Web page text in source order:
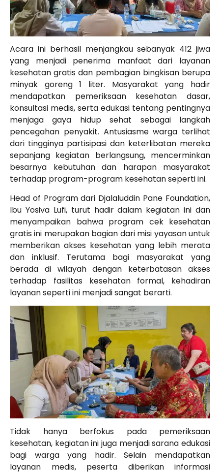
Acara ini berhasil menjangkau sebanyak 412 jiwa
yang menjadi penerima manfaat dari layanan
kesehatan gratis dan pembagian bingkisan berupa
minyak goreng 1 liter. Masyarakat yang hadir
mendapatkan pemeriksaan kesehatan dasar,
konsultasi medis, serta edukasi tentang pentingnya
menjaga gaya hidup sehat sebagai langkah
pencegahan penyakit. Antusiasme warga terlihat
dari tingginya partisipasi dan keterlibatan mereka
sepanjang kegiatan berlangsung, mencerminkan
besarnya kebutuhan dan harapan masyarakat
terhadap program-program kesehatan seperti ini.
Head of Program dari Djalaluddin Pane Foundation,
Ibu Yosiva Lufi, turut hadir dalam kegiatan ini dan
menyampaikan bahwa program cek kesehatan
gratis ini merupakan bagian dari misi yayasan untuk
memberikan akses kesehatan yang lebih merata
dan inklusif. Terutama bagi masyarakat yang
berada di wilayah dengan keterbatasan akses
terhadap fasilitas kesehatan formal, kehadiran
layanan seperti ini menjadi sangat berarti.
Tidak hanya berfokus pada pemeriksaan
kesehatan, kegiatan ini juga menjadi sarana edukasi
bagi warga yang hadir. Selain mendapatkan
layanan medis, peserta diberikan informasi